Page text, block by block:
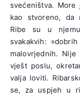
svećeništva.
kao stvoreno, da
Ribe su u
svakakvih:
malovrjednih.
vješt poslu,
valja loviti.
se, za uspjeh u